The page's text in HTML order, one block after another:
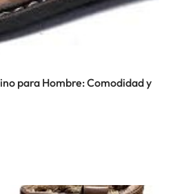
para Hombre: Comodidad y